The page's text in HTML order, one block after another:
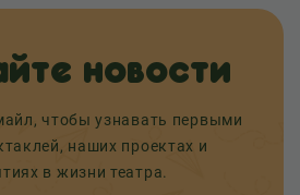
новости
чтобы узнавать первыми
наших проектах и
в жизни театра.